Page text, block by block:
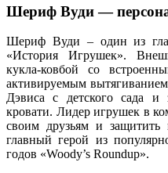
Шериф Вуди —
Шериф Вуди – один из
«История Игрушек».
кукла-ковбой со
активируемым
Дэвиса с детского сада и
кровати. Лидер игрушек в
своим друзьям и защитить
главный герой из
годов «Woody’s Roundup».